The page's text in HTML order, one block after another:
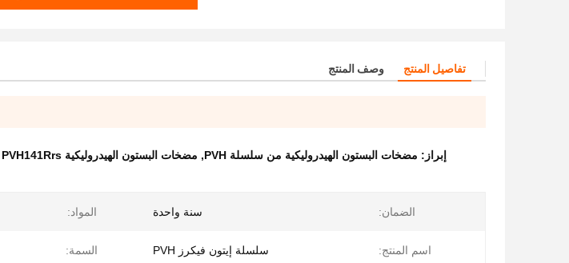
تفاصيل المنتج وصف المنتج
إبراز: مضخات البستون الهيدروليكية من سلسلة PVH , مضخات البستون الهيدروليكية Pvh141 PVH141Rrs مضخة هيدروليكية Pvh141 PVH141R
الضمان: سنة واحدة المواد:
اسم المنتج: سلسلة إيتون فيكرز PVH السمة: